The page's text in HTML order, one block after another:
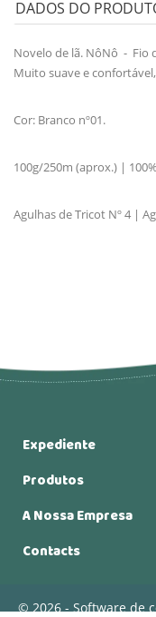
DADOS DO
Novelo de lã. NôNô - Fio
Muito suave e
Cor: Branco nº01.
100g/250m (aprox.) |
Agulhas de Tricot Nº 4 |
Expediente
Produtos
A Nossa Empresa
Contacts
© 2026 - Software de